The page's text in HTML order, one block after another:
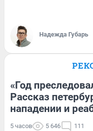
Надежда Губарь
«Год
Рассказ
нападении и
5 часов 5 646 111